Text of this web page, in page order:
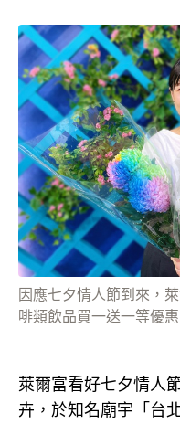
因應七夕情人節到來，
啡類飲品買一送一等優
萊爾富看好七夕情人
卉，於知名廟宇「台